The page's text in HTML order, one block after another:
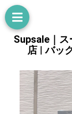
Supsale｜ス
店 | バッ